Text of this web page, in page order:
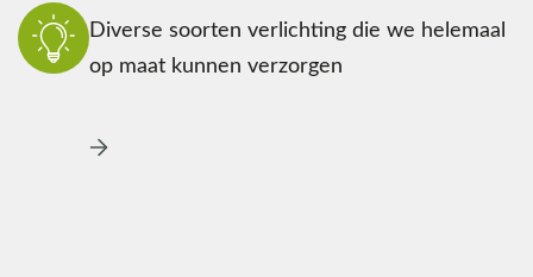
Diverse soorten verlichting die we helemaal
op maat kunnen verzorgen